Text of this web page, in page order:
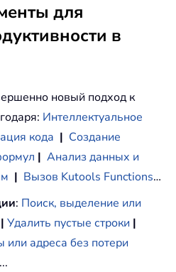
для
в
новый подход к
Интеллектуальное
кода | Создание
| Анализ данных и
| Вызов Kutools Functions…
: Поиск, выделение или
| Удалить пустые строки |
адреса без потери
...